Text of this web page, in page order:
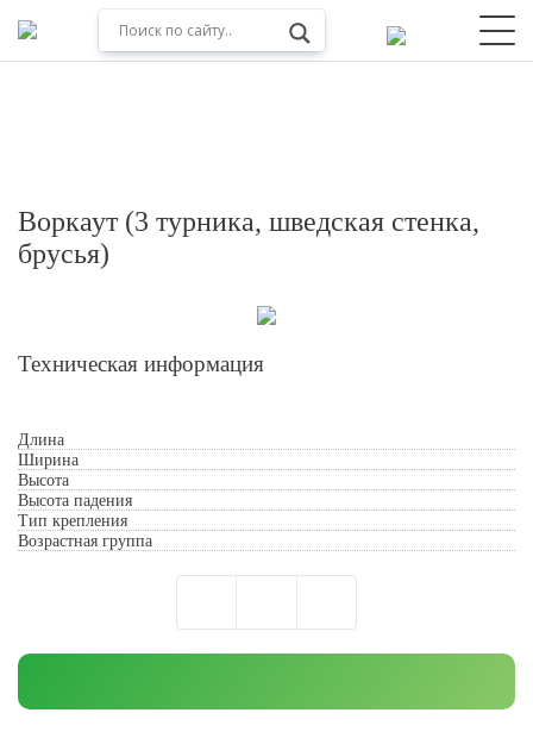
Воркаут (3 турника, шведская стенка,
брусья)
Техническая информация
Длина
Ширина
Высота
Высота падения
Тип крепления
Возрастная группа